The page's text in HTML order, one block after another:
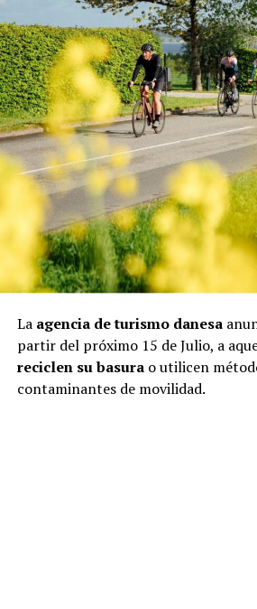
La agencia de turismo danesa
partir del próximo 15 de Julio, a
reciclen su basurao utilicen
contaminantes de movilidad.